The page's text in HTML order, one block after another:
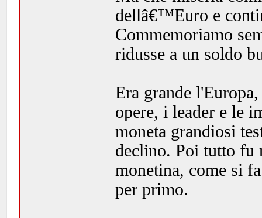
dellâ€™Euro e
Commemoriamo
ridusse a un soldo
Era grande
opere, i leader e le
moneta grandiosi
declino. Poi tutto fu
monetina, come si
per primo.